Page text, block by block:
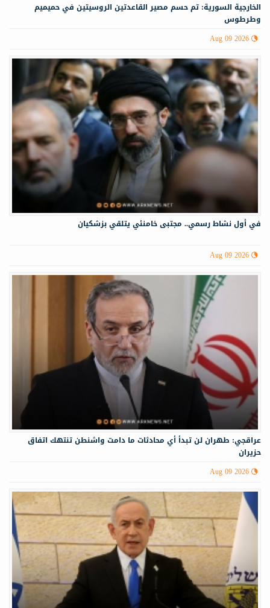
الخارجية السورية: تم حسم مصير القاعدتين الروسيتين في حميميم
وطرطوس
Aug 09 2026
في أول نشاط رسمي.. مجتبى خامنئي يتلقي بزشكيان
Aug 09 2026
عراقجي: طهران لن تبدأ أي محادثات ما دامت واشنطن تنتهك اتفاق
حزيران
Aug 09 2026